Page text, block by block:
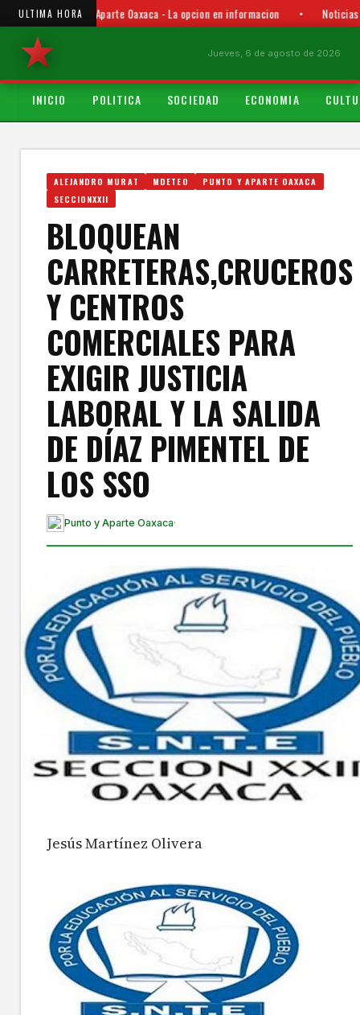
ULTIMA HORAPunto y Aparte Oaxaca - La opcion en informacion • Noticias
Jueves, 6 de agosto de 2026
INICIO POLITICA SOCIEDAD ECONOMIA
ALEJANDRO MURAT MDETEO
PUNTO Y APARTE OAXACA
SECCIONXXII
BLOQUEAN
CARRETERAS,CRUCEROS
Y CENTROS
COMERCIALES PARA
EXIGIR JUSTICIA
LABORAL Y LA SALIDA
DE DÍAZ PIMENTEL DE
LOS SSO
Punto y Aparte Oaxaca·
Jesús Martínez Olivera